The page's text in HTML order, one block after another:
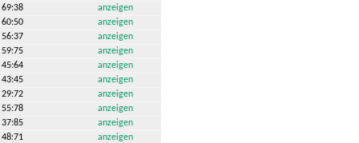
69:38
anzeigen
60:50
anzeigen
56:37
anzeigen
59:75
anzeigen
45:64
anzeigen
43:45
anzeigen
29:72
anzeigen
55:78
anzeigen
37:85
anzeigen
48:71
anzeigen